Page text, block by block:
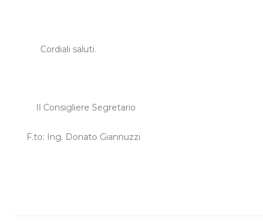
Cordiali saluti.
Il Consigliere Segretario
F.to: Ing. Donato Giannuzzi